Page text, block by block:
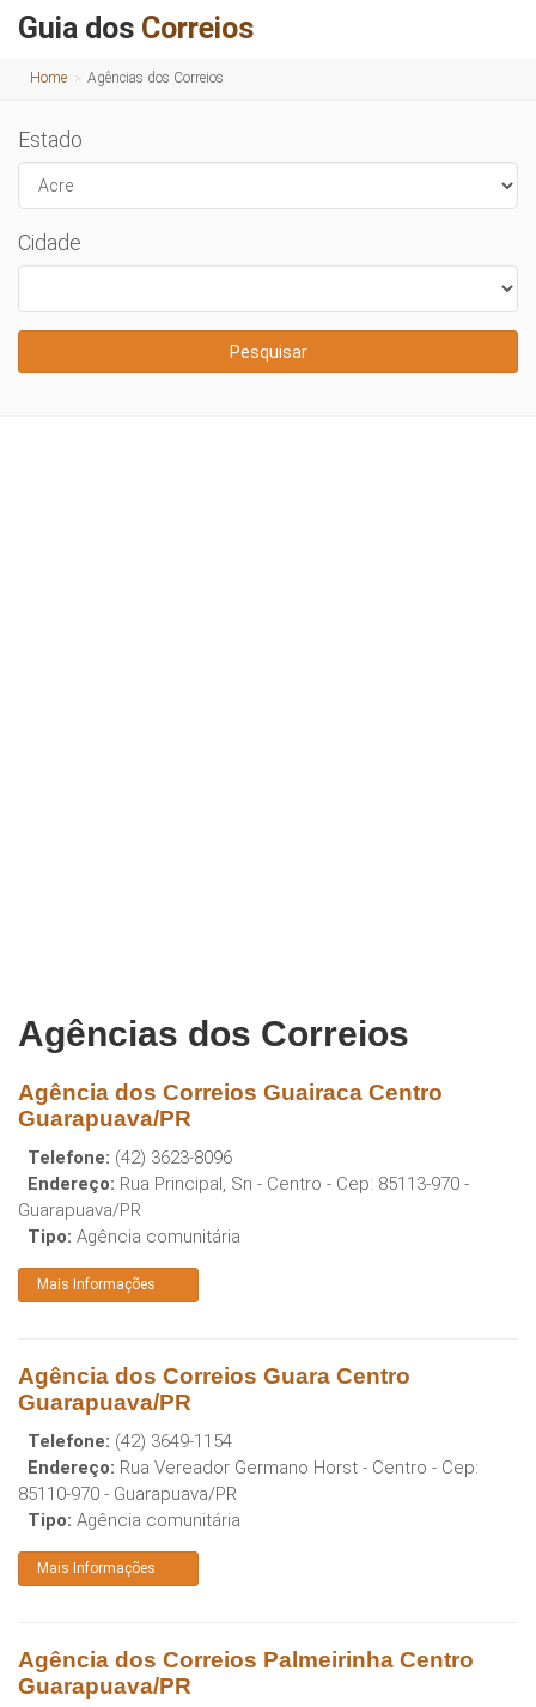
Guia dos Correios
Home Agências dos Correios
Estado
Cidade
Pesquisar
Agências dos Correios
Agência dos Correios Guairaca Centro
Guarapuava/PR
Telefone: (42) 3623-8096
Endereço: Rua Principal, Sn - Centro - Cep: 85113-970 -
Guarapuava/PR
Tipo: Agência comunitária
Mais Informações
Agência dos Correios Guara Centro
Guarapuava/PR
Telefone: (42) 3649-1154
Endereço: Rua Vereador Germano Horst - Centro - Cep:
85110-970 - Guarapuava/PR
Tipo: Agência comunitária
Mais Informações
Agência dos Correios Palmeirinha Centro
Guarapuava/PR